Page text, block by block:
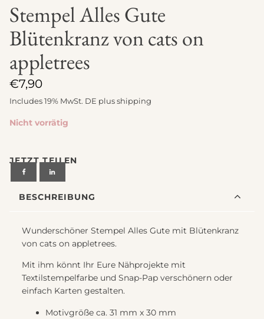
Stempel Alles Gute
Blütenkranz von cats on
appletrees
€7,90
Includes 19% MwSt. DE plusshipping
Nicht vorrätig
JETZT TEILEN
BESCHREIBUNG
Wunderschöner Stempel Alles Gute mit Blütenkranz
von cats on appletrees.
Mit ihm könnt Ihr Eure Nähprojekte mit
Textilstempelfarbe und Snap-Pap verschönern oder
einfach Karten gestalten.
Motivgröße ca. 31 mm x 30 mm